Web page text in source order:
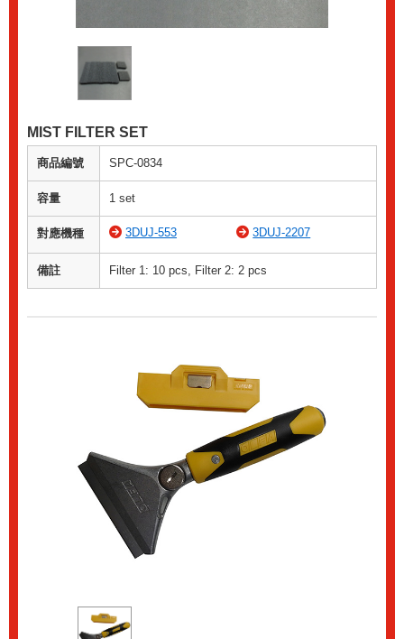
MIST FILTER SET
商品編號 SPC-0834
容量 1 set
對應機種 3DUJ-553 3DUJ-2207
備註 Filter 1: 10 pcs, Filter 2: 2 pcs